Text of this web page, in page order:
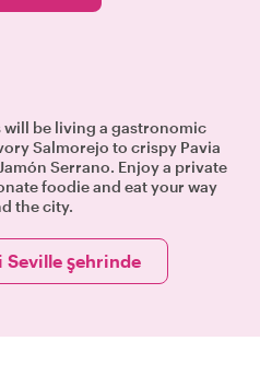
be living a gastronomic
Salmorejo to crispy Pavia
Serrano. Enjoy a private
foodie and eat your way
the city.
Seville şehrinde